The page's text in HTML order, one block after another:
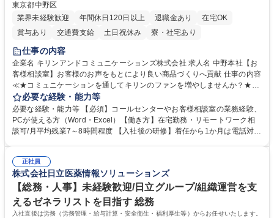
東京都中野区
業界未経験歓迎
年間休日120日以上 退職金あり
在宅OK
賞与あり
交通費支給 土日祝休み 寮・社宅あり
仕事の内容
企業名 キリンアンドコミュニケーションズ株式会社 求人名 中野本社【お
客様相談室】お客様のお声をもとにより良い商品づくりへ貢献 仕事の内容
≪★コミュニケーションを通してキリンのファンを増やしませんか？★≫
お客様のお声をより良い商品づくりに活かしていく上で、窓口となるお客
様相談室でのお仕事です。 日々お客様からいただくキリングループへのご
意見を、企業活動に活かしています。お客様からの声に迅速かつ誠意をも
って対応、情報提供するとともにグループ内活動に反映しています。 【具
平均100件前後■メール・手紙：同上40件前後 募集職種 中野本社【お客様
相談室】お客様のお声をもとにより良い商品づくりへ貢献
必要な経験・能力等
必要な経験・能力等 【必須】コールセンターやお客様相談室の業務経験、
PCが使える方（Word・Excel）【働き方】在宅勤務・リモートワーク相
談可/月平均残業7～8時間程度 【入社後の研修】着任から1か月は電話対応
すのでご安心ください。 【当社について】キリングループの広報機能を担
う会社として、お客様との出会いを大切にし、磨き上げたホスピタリティ
を込めてコミュニケーションをとりながら広報関連業務を行っておりま
す。 学歴・資格 学歴：大学院 大学 高専 短大 専修学校 高校 語学力： 資
格：
正社員
株式会社日立医薬情報ソリューションズ
【総務・人事】未経験歓迎/日立グループ/組織運営を支
えるゼネラリストを目指す 総務
入社直後は労務（労務管理・給与計算・安全衛生・福利厚生等）からお任せいたします。